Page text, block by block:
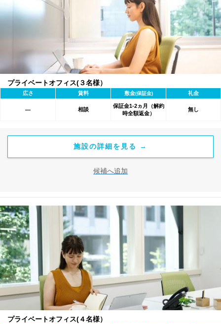
プライベートオフィス(３名様）
広さ 賃料 敷金(保証金) 礼金
― 相談
保証金1-2ヵ月（解約
時全額返金）
無し
施設の詳細を見る →
候補へ追加
プライベートオフィス(４名様）